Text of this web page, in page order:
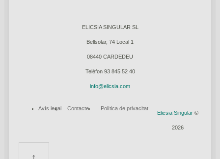
ELICSIA SINGULAR SL
Bellsolar, 74 Local 1
08440 CARDEDEU
Telèfon 93 845 52 40
info@elicsia.com
Avís legal Contacte Política de privacitat
Elicsia Singular ©
2026